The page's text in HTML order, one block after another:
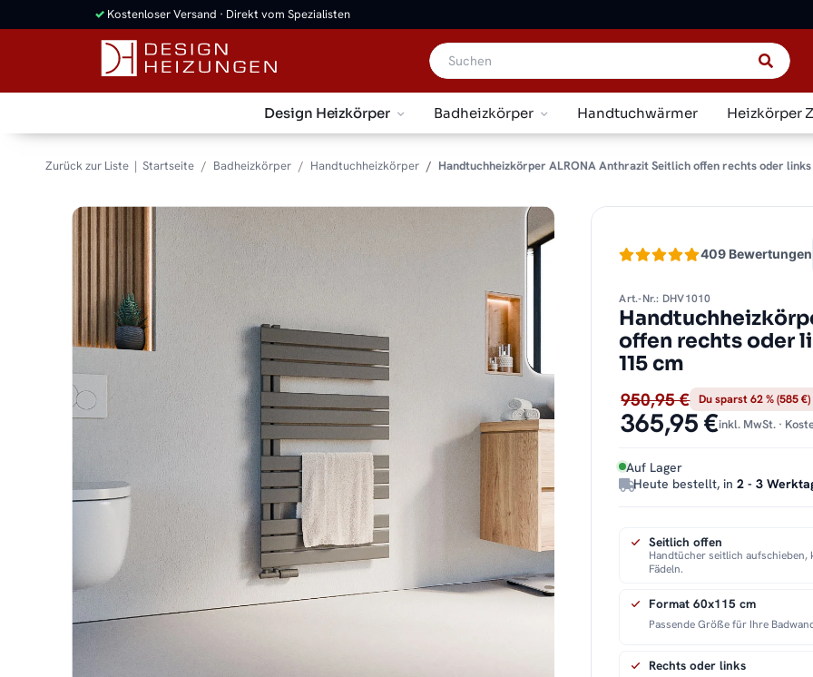
✓ Kostenloser Versand · Direkt vom Spezialisten
Design Heizkörper Badheizkörper Handtuchwärmer Heizkörper
Zurück zur Liste Startseite Badheizkörper Handtuchheizkörper Handtuchheizkörper ALRONA Anthrazit Seitlich offen rechts oder links
409 Bewertungen
Art.-Nr.: DHV1010
offen rechts oder
115 cm
950,95 € Du sparst 62 % (585 €)
365,95 €inkl. MwSt. ·
Auf Lager
Heute bestellt, in2 - 3
Seitlich offen
Handtücher seitlich aufschieben,
Fädeln.
Format 60x115 cm
Passende Größe für Ihre
Rechts oder links